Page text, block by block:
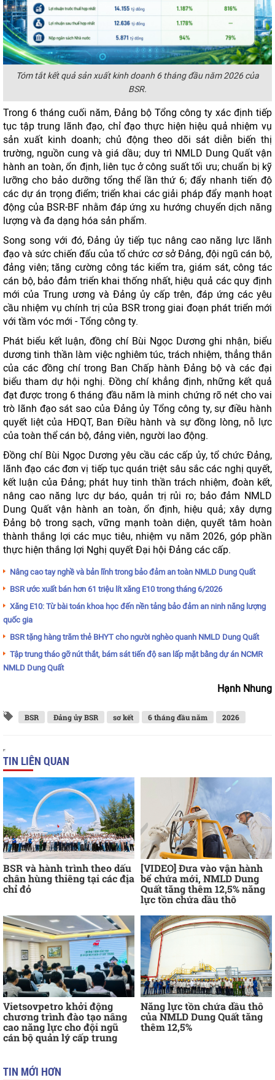
Tóm tắt kết quả sản xuất kinh doanh 6 tháng đầu năm 2026 của
BSR.
Trong 6 tháng cuối năm, Đảng bộ Tổng công ty xác định tiếp
tục tập trung lãnh đạo, chỉ đạo thực hiện hiệu quả nhiệm vụ
sản xuất kinh doanh; chủ động theo dõi sát diễn biến thị
trường, nguồn cung và giá dầu; duy trì NMLD Dung Quất vận
hành an toàn, ổn định, liên tục ở công suất tối ưu; chuẩn bị kỹ
lưỡng cho bảo dưỡng tổng thể lần thứ 6; đẩy nhanh tiến độ
các dự án trọng điểm; triển khai các giải pháp đẩy mạnh hoạt
động của BSR-BF nhằm đáp ứng xu hướng chuyển dịch năng
lượng và đa dạng hóa sản phẩm.
Song song với đó, Đảng ủy tiếp tục nâng cao năng lực lãnh
đạo và sức chiến đấu của tổ chức cơ sở Đảng, đội ngũ cán bộ,
đảng viên; tăng cường công tác kiểm tra, giám sát, công tác
cán bộ, bảo đảm triển khai thống nhất, hiệu quả các quy định
mới của Trung ương và Đảng ủy cấp trên, đáp ứng các yêu
cầu nhiệm vụ chính trị của BSR trong giai đoạn phát triển mới
với tầm vóc mới - Tổng công ty.
Phát biểu kết luận, đồng chí Bùi Ngọc Dương ghi nhận, biểu
dương tinh thần làm việc nghiêm túc, trách nhiệm, thẳng thắn
của các đồng chí trong Ban Chấp hành Đảng bộ và các đại
biểu tham dự hội nghị. Đồng chí khẳng định, những kết quả
đạt được trong 6 tháng đầu năm là minh chứng rõ nét cho vai
trò lãnh đạo sát sao của Đảng ủy Tổng công ty, sự điều hành
quyết liệt của HĐQT, Ban Điều hành và sự đồng lòng, nỗ lực
của toàn thể cán bộ, đảng viên, người lao động.
Đồng chí Bùi Ngọc Dương yêu cầu các cấp ủy, tổ chức Đảng,
lãnh đạo các đơn vị tiếp tục quán triệt sâu sắc các nghị quyết,
kết luận của Đảng; phát huy tinh thần trách nhiệm, đoàn kết,
nâng cao năng lực dự báo, quản trị rủi ro; bảo đảm NMLD
Dung Quất vận hành an toàn, ổn định, hiệu quả; xây dựng
Đảng bộ trong sạch, vững mạnh toàn diện, quyết tâm hoàn
thành thắng lợi các mục tiêu, nhiệm vụ năm 2026, góp phần
thực hiện thắng lợi Nghị quyết Đại hội Đảng các cấp.
Nâng cao tay nghề và bản lĩnh trong bảo đảm an toàn NMLD Dung Quất
BSR ước xuất bán hơn 61 triệu lít xăng E10 trong tháng 6/2026
Xăng E10: Từ bài toán khoa học đến nền tảng bảo đảm an ninh năng lượng
quốc gia
BSR tặng hàng trăm thẻ BHYT cho người nghèo quanh NMLD Dung Quất
Tập trung tháo gỡ nút thắt, bám sát tiến độ san lấp mặt bằng dự án NCMR
NMLD Dung Quất
Hạnh Nhung
BSR Đảng ủy BSR sơ kết 6 tháng đầu năm 2026
TIN LIÊN QUAN
BSR và hành trình theo dấu
chân hùng thiêng tại các địa
chỉ đỏ
[VIDEO] Đưa vào vận hành
bể chứa mới, NMLD Dung
Quất tăng thêm 12,5% năng
lực tồn chứa dầu thô
Vietsovpetro khởi động
chương trình đào tạo nâng
cao năng lực cho đội ngũ
cán bộ quản lý cấp trung
Năng lực tồn chứa dầu thô
của NMLD Dung Quất tăng
thêm 12,5%
TIN MỚI HƠN